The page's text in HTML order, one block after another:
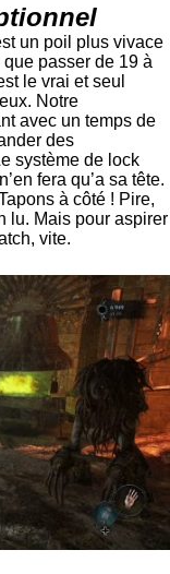
un poil plus vivace
passer de 19 à
le vrai et seul
Notre
avec un temps de
des
système de lock
fera qu’a sa tête.
à côté ! Pire,
lu. Mais pour aspirer
vite.